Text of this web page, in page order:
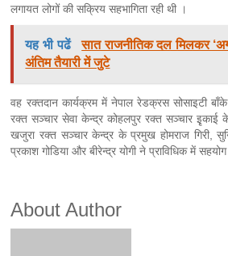
लगायत लोगों की सक्रिय सहभागिता रही थी ।
यह भी पढें
सात राजनीतिक दल मिलकर
अंतिम तैयारी में जुटे
वह रक्तदान कार्यक्रम में नेपाल रेडक्रस सोसाइटी बाँके
रक्त सञ्चार सेवा केन्द्र कोहलपुर रक्त सञ्चार इृकाई
खजुरा रक्त सञ्चार केन्द्र के प्रमुख होमराज गिरी,
प्रकाश गोडिया और बीरेन्द्र योगी ने प्राविधिक में
About Author